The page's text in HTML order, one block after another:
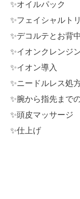
✨オイルパック
✨フェイシャルト
✨デコルテとお背
✨イオンクレンジ
✨イオン導入
✨ニードルレス処
✨腕から指先まで
✨頭皮マッサージ
✨仕上げ